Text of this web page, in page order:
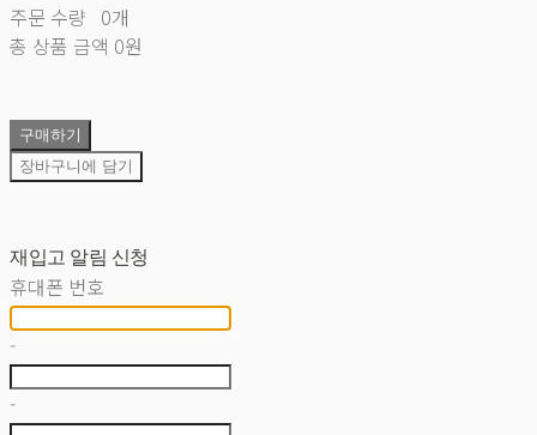
주문 수량 0개
총 상품 금액 0원
구매하기
장바구니에 담기
재입고 알림 신청
휴대폰 번호
-
-